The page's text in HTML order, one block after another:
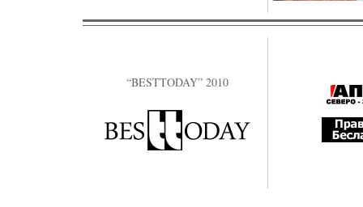
“BESTTODAY” 2010